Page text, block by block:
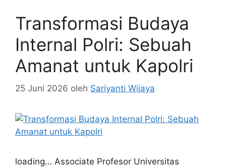
Transformasi Budaya
Internal Polri: Sebuah
Amanat untuk Kapolri
25 Juni 2026 oleh Sariyanti Wijaya
loading… Associate Profesor Universitas